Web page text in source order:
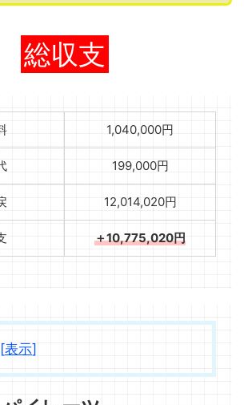
総収支
1,040,000円
199,000円
12,014,020円
＋10,775,020円
[表示]